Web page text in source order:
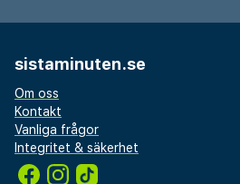
sistaminuten.se
Om oss
Kontakt
Vanliga frågor
Integritet & säkerhet